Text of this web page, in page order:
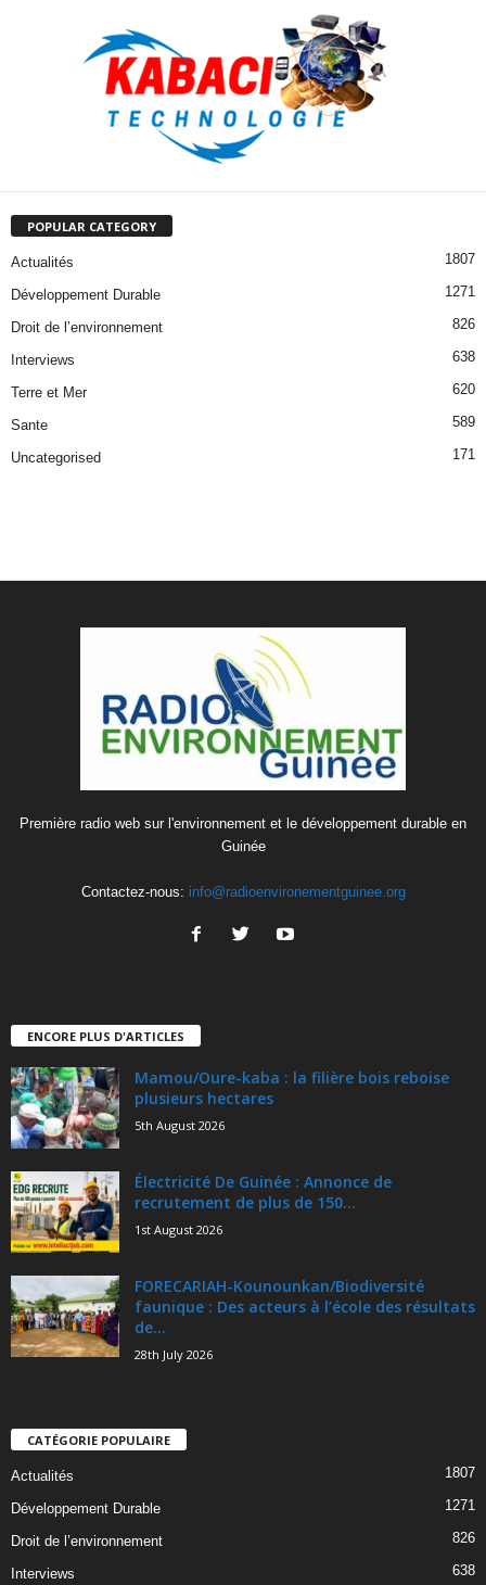
POPULAR CATEGORY
Actualités 1807
Développement Durable 1271
Droit de l’environnement 826
Interviews 638
Terre et Mer 620
Sante 589
Uncategorised 171
Première radio web sur l'environnement et le développement durable en
Guinée
Contactez-nous: info@radioenvironementguinee.org
ENCORE PLUS D'ARTICLES
Mamou/Oure-kaba : la filière bois reboise
plusieurs hectares
5th August 2026
Électricité De Guinée : Annonce de
recrutement de plus de 150...
1st August 2026
FORECARIAH-Kounounkan/Biodiversité
faunique : Des acteurs à l’école des résultats
de...
28th July 2026
CATÉGORIE POPULAIRE
Actualités 1807
Développement Durable 1271
Droit de l’environnement 826
Interviews 638